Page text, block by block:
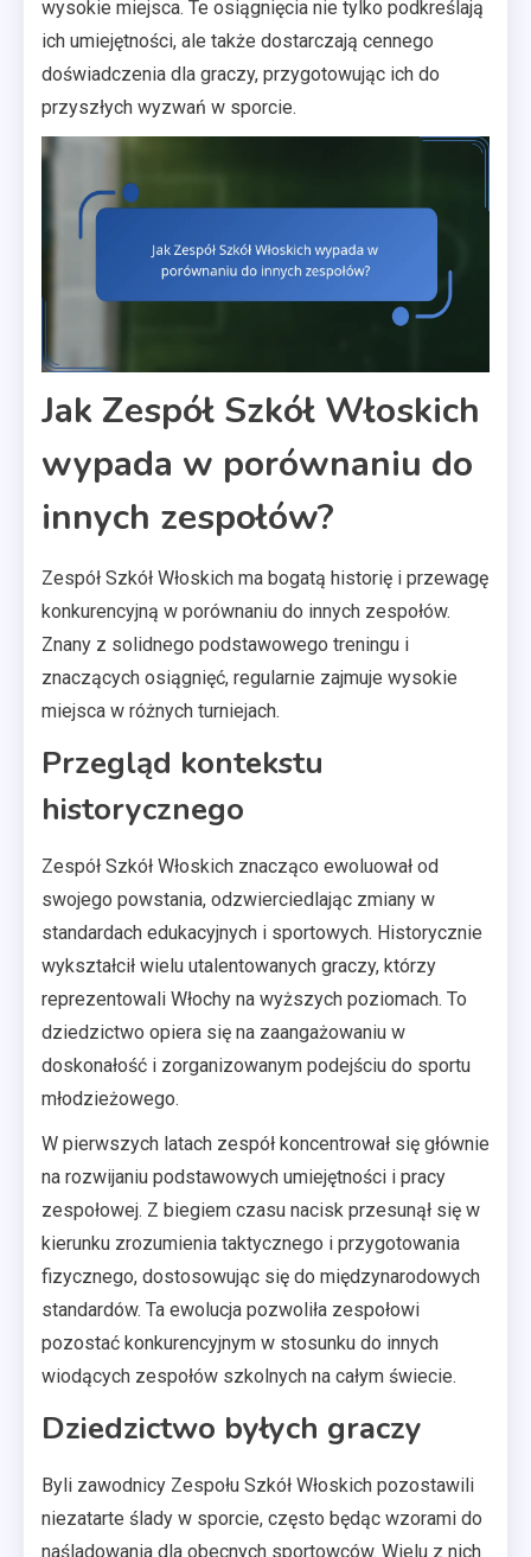
wysokie miejsca. Te osiągnięcia nie tylko podkreślają
ich umiejętności, ale także dostarczają cennego
doświadczenia dla graczy, przygotowując ich do
przyszłych wyzwań w sporcie.
Jak Zespół Szkół Włoskich
wypada w porównaniu do
innych zespołów?
Zespół Szkół Włoskich ma bogatą historię i przewagę
konkurencyjną w porównaniu do innych zespołów.
Znany z solidnego podstawowego treningu i
znaczących osiągnięć, regularnie zajmuje wysokie
miejsca w różnych turniejach.
Przegląd kontekstu
historycznego
Zespół Szkół Włoskich znacząco ewoluował od
swojego powstania, odzwierciedlając zmiany w
standardach edukacyjnych i sportowych. Historycznie
wykształcił wielu utalentowanych graczy, którzy
reprezentowali Włochy na wyższych poziomach. To
dziedzictwo opiera się na zaangażowaniu w
doskonałość i zorganizowanym podejściu do sportu
młodzieżowego.
W pierwszych latach zespół koncentrował się głównie
na rozwijaniu podstawowych umiejętności i pracy
zespołowej. Z biegiem czasu nacisk przesunął się w
kierunku zrozumienia taktycznego i przygotowania
fizycznego, dostosowując się do międzynarodowych
standardów. Ta ewolucja pozwoliła zespołowi
pozostać konkurencyjnym w stosunku do innych
wiodących zespołów szkolnych na całym świecie.
Dziedzictwo byłych graczy
Byli zawodnicy Zespołu Szkół Włoskich pozostawili
niezatarte ślady w sporcie, często będąc wzorami do
naśladowania dla obecnych sportowców. Wielu z nich